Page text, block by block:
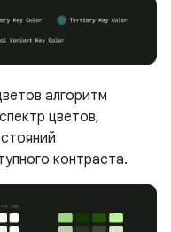
алгоритм
цветов,
контраста.